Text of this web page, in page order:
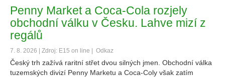
Penny Market a Coca-Cola rozjely
obchodní válku v Česku. Lahve mizí z
regálů
7. 8. 2026 | Zdroj: E15 on line | Odkaz
Český trh zažívá raritní střet dvou silných jmen. Obchodní válka
tuzemských divizí Penny Marketu a Coca-Coly však zatím